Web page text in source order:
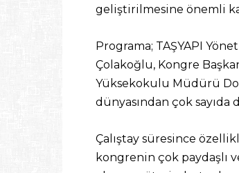
geliştirilmesine önemli
Programa; TAŞYAPI
Çolakoğlu, Kongre
Yüksekokulu Müdürü
dünyasından çok sayıda
Çalıştay süresince
kongrenin çok paydaşlı